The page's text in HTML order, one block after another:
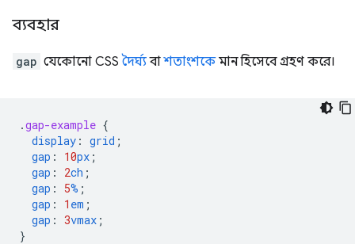
ব্যবহার
gap যেকোনো CSS দৈর্ঘ্যবাশতাংশকেমান হিসেবে গ্রহণ করে।
.gap-example {
display : grid ;
gap : 10px ;
gap : 2ch ;
gap : 5% ;
gap : 1 em ;
gap : 3vmax ;
}